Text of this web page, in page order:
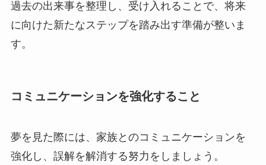
過去の出来事を整理し、受け入れることで、将来
に向けた新たなステップを踏み出す準備が整いま
す。
コミュニケーションを強化すること
夢を見た際には、家族とのコミュニケーションを
強化し、誤解を解消する努力をしましょう。